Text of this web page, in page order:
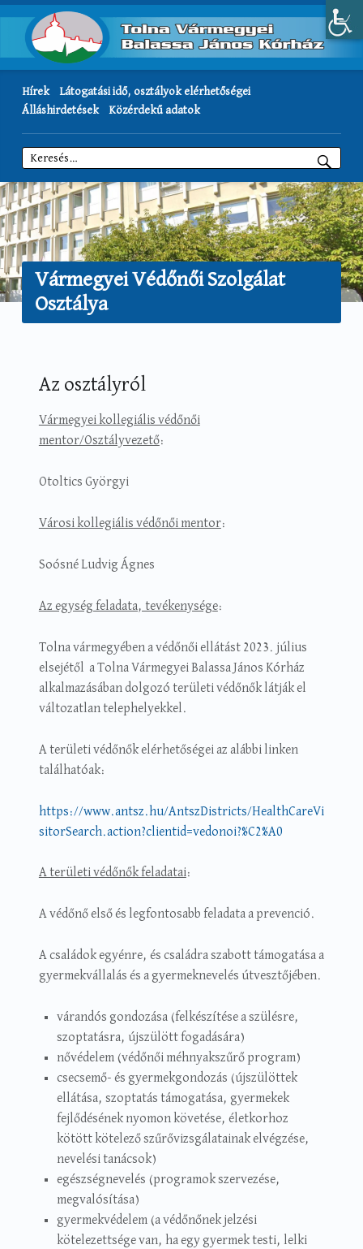
Hírek
Látogatási idő, osztályok elérhetőségei
Álláshirdetések
Közérdekű adatok
Keresés:
Vármegyei Védőnői Szolgálat
Osztálya
Az osztályról
Vármegyei kollegiális védőnői
mentor/Osztályvezető:
Otoltics Györgyi
Városi kollegiális védőnői mentor:
Soósné Ludvig Ágnes
Az egység feladata, tevékenysége:
Tolna vármegyében a védőnői ellátást 2023. július
elsejétől a Tolna Vármegyei Balassa János Kórház
alkalmazásában dolgozó területi védőnők látják el
változatlan telephelyekkel.
A területi védőnők elérhetőségei az alábbi linken
találhatóak:
https://www.antsz.hu/AntszDistricts/HealthCareVi
sitorSearch.action?clientid=vedonoi?%C2%A0
A területi védőnők feladatai:
A védőnő első és legfontosabb feladata a prevenció.
A családok egyénre, és családra szabott támogatása a
gyermekvállalás és a gyermeknevelés útvesztőjében.
várandós gondozása (felkészítése a szülésre,
szoptatásra, újszülött fogadására)
nővédelem (védőnői méhnyakszűrő program)
csecsemő- és gyermekgondozás (újszülöttek
ellátása, szoptatás támogatása, gyermekek
fejlődésének nyomon követése, életkorhoz
kötött kötelező szűrővizsgálatainak elvégzése,
nevelési tanácsok)
egészségnevelés (programok szervezése,
megvalósítása)
gyermekvédelem (a védőnőnek jelzési
kötelezettsége van, ha egy gyermek testi, lelki